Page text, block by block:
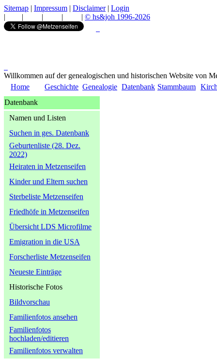
Sitemap | Impressum | Disclaimer| Login
|
| | | | © hs&joh 1996-2026
Willkommen auf der genealogischen und historischen Website von
Home
Geschichte Genealogie Datenbank Stammbaum
Datenbank
Namen und Listen
Suchen in ges. Datenbank
Geburtenliste (28. Dez.
2022)
Heiraten in Metzenseifen
Kinder und Eltern suchen
Sterbeliste Metzenseifen
Friedhöfe in Metzenseifen
Übersicht LDS Microfilme
Emigration in die USA
Forscherliste Metzenseifen
Neueste Einträge
Historische Fotos
Bildvorschau
Familienfotos ansehen
Familienfotos
hochladen/editieren
Familienfotos verwalten